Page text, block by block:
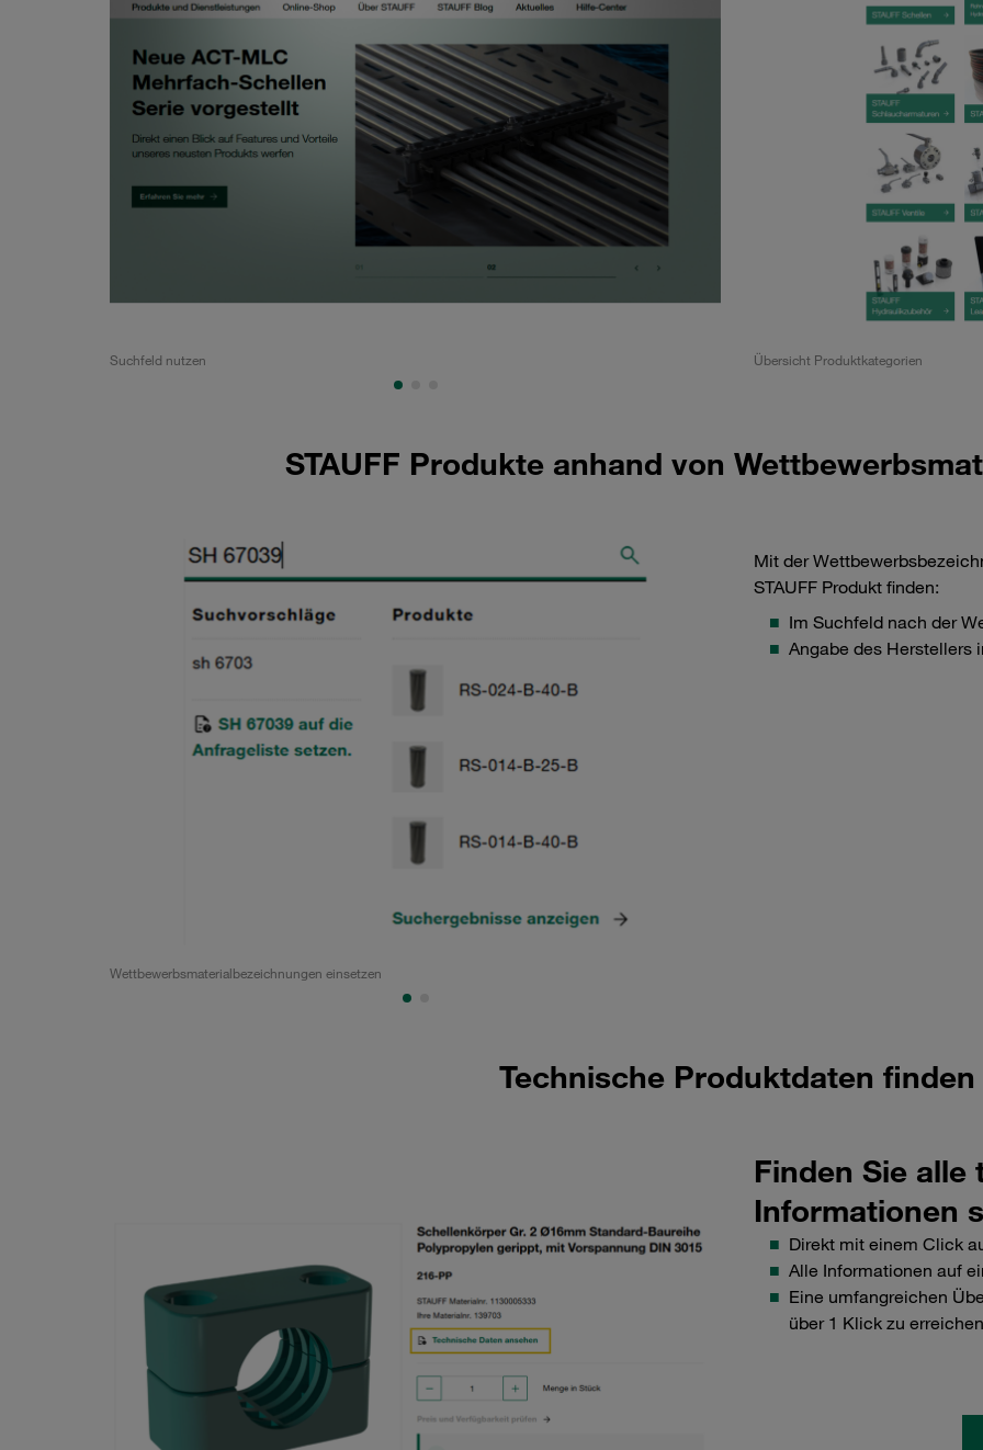
Suchfeld nutzen Eingabe ins Suchfeld
Auflistung der Produkte Übersicht Produktkategorien
STAUFF Produkte anhand von
Wettbewerbsmaterialbezeichnungen einsetzen
Mit der
STAUFF Produkt finden:
Im Suchfeld nach der
Angabe des Herstellers
Technische Produktdaten finden
Finden Sie alle
Informationen
Direkt mit einem Click
Alle Informationen auf
Eine umfangreichen
über 1 Klick zu erreichen